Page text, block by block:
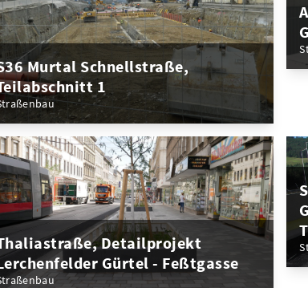
Murtal Schnellstraße,
1
Detailprojekt
Gürtel - Feßtgasse